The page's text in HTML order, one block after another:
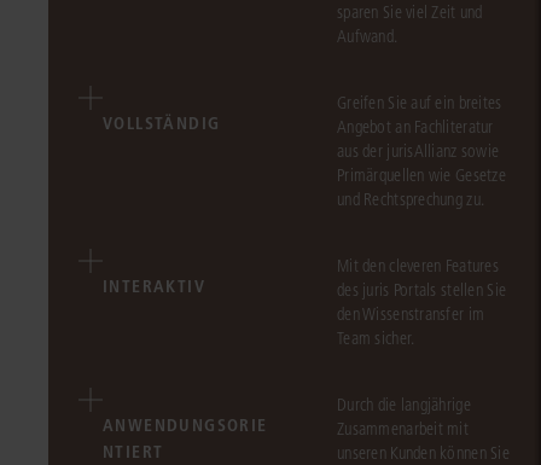
sparen Sie viel Zeit und
Aufwand.
VOLLSTÄNDIG
Greifen Sie auf ein breites
Angebot an Fachliteratur
aus der jurisAllianz sowie
Primärquellen wie Gesetze
und Rechtsprechung zu.
INTERAKTIV
Mit den cleveren Features
des juris Portals stellen Sie
den Wissenstransfer im
Team sicher.
ANWENDUNGSORIE
NTIERT
Durch die langjährige
Zusammenarbeit mit
unseren Kunden können Sie